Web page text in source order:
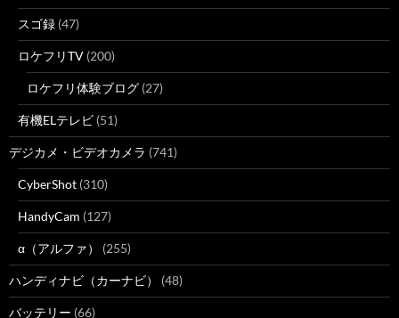
スゴ録 (47)
ロケフリTV (200)
ロケフリ体験ブログ (27)
有機ELテレビ (51)
デジカメ・ビデオカメラ (741)
CyberShot (310)
HandyCam (127)
α（アルファ） (255)
ハンディナビ（カーナビ） (48)
バッテリー (66)